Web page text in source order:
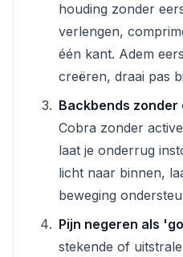
houding zonder
verlengen,
één kant. Adem
creëren, draai pas
Backbends
Cobra zonder
laat je onderrug
licht naar binnen,
beweging
Pijn negeren als
stekende of